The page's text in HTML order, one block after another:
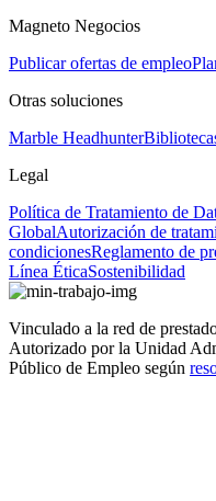
Magneto Negocios
Publicar ofertas de empleo
Otras soluciones
Marble Headhunter
Legal
Política de Tratamiento de
GlobalAutorización de
condicionesReglamento de
Línea ÉticaSostenibilidad
Vinculado a la red de
Autorizado por la Unidad
Público de Empleo según